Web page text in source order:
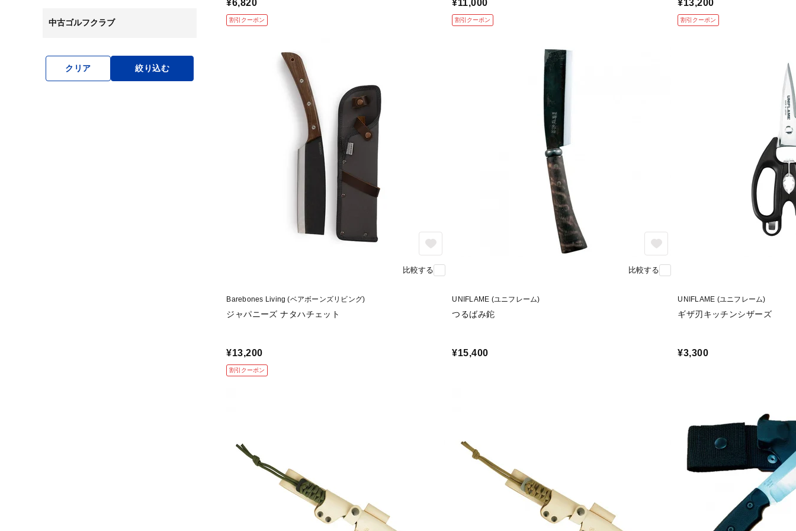
中古ゴルフクラブ
クリア 絞り込む
¥6,820
割引クーポン
¥11,000
割引クーポン
¥13,200
割引クーポン
比較する
Barebones Living (ベアボーンズリビング)
ジャパニーズ ナタハチェット
¥13,200
割引クーポン
比較する
UNIFLAME (ユニフレーム)
つるばみ鉈
¥15,400
UNIFLAME (ユニフレーム)
ギザ刃キッチンシザーズ
¥3,300